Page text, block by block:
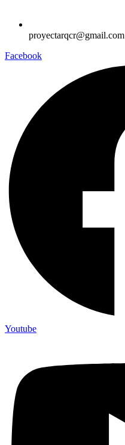
proyectarqcr@gmail.com
Facebook
Youtube